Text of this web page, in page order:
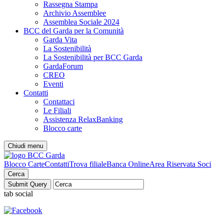
Rassegna Stampa
Archivio Assemblee
Assemblea Sociale 2024
BCC del Garda per la Comunità
Garda Vita
La Sostenibilità
La Sostenibilità per BCC Garda
GardaForum
CREO
Eventi
Contatti
Contattaci
Le Filiali
Assistenza RelaxBanking
Blocco carte
Chiudi menu
Blocco CarteContattiTrova filialeBanca OnlineArea Riservata Soci
Cerca
tab social